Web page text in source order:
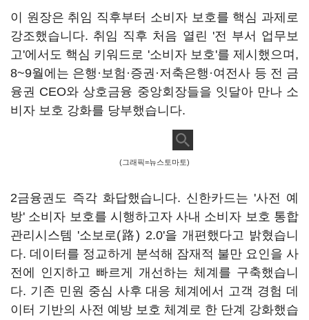
이 원장은 취임 직후부터 소비자 보호를 핵심 과제로
강조했습니다. 취임 직후 처음 열린 '전 부서 업무보
고'에서도 핵심 키워드로 '소비자 보호'를 제시했으며,
8~9월에는 은행·보험·증권·저축은행·여전사 등 전 금
융권 CEO와 상호금융 중앙회장들을 잇달아 만나 소
비자 보호 강화를 당부했습니다.
(그래픽=뉴스토마토)
2금융권도 즉각 화답했습니다. 신한카드는 '사전 예
방' 소비자 보호를 시행하고자 사내 소비자 보호 통합
관리시스템 '소보로(路) 2.0'을 개편했다고 밝혔습니
다. 데이터를 정교하게 분석해 잠재적 불만 요인을 사
전에 인지하고 빠르게 개선하는 체계를 구축했습니
다. 기존 민원 중심 사후 대응 체계에서 고객 경험 데
이터 기반의 사전 예방 보호 체계로 한 단계 강화했습